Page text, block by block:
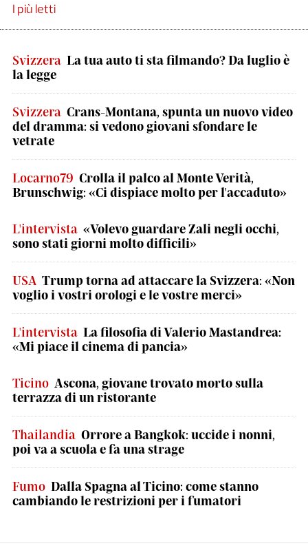
I più letti
Svizzera La tua auto ti sta filmando? Da luglio è
la legge
Svizzera Crans-Montana, spunta un nuovo video
del dramma: si vedono giovani sfondare le
vetrate
Locarno79 Crolla il palco al Monte Verità,
Brunschwig: «Ci dispiace molto per l'accaduto»
L'intervista «Volevo guardare Zali negli occhi,
sono stati giorni molto difficili»
USA Trump torna ad attaccare la Svizzera: «Non
voglio i vostri orologi e le vostre merci»
L'intervista La filosofia di Valerio Mastandrea:
«Mi piace il cinema di pancia»
Ticino Ascona, giovane trovato morto sulla
terrazza di un ristorante
Thailandia Orrore a Bangkok: uccide i nonni,
poi va a scuola e fa una strage
Fumo Dalla Spagna al Ticino: come stanno
cambiando le restrizioni per i fumatori